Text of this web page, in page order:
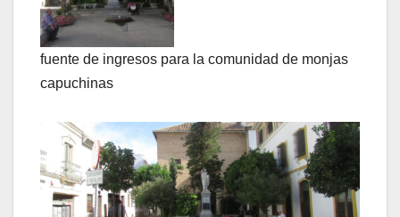
fuente de ingresos para la comunidad de monjas
capuchinas